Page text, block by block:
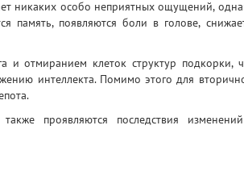
никаких особо неприятных ощущений,
память, появляются боли в голове,
и отмиранием клеток структур подкорки,
интеллекта. Помимо этого для
проявляются последствия